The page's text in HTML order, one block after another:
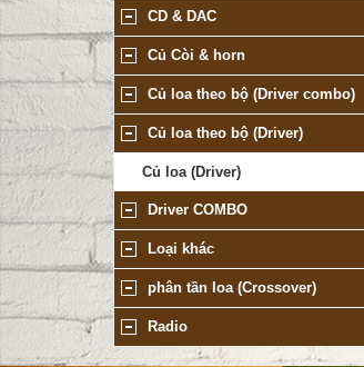
CD & DAC
Củ Còi & horn
Củ loa theo bộ (Driver combo)
Củ loa theo bộ (Driver)
Củ loa (Driver)
Driver COMBO
Loại khác
phân tần loa (Crossover)
Radio